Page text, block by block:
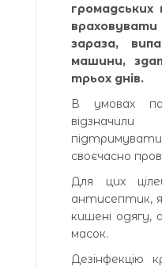
зараза,
машини,
трьох днів.
В умовах
своєчасно
Для цих
антисептик,
кишені одягу,
масок.
Дезінфекцію